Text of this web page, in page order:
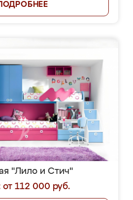
"Лило и Стич"
от 112 000 руб.